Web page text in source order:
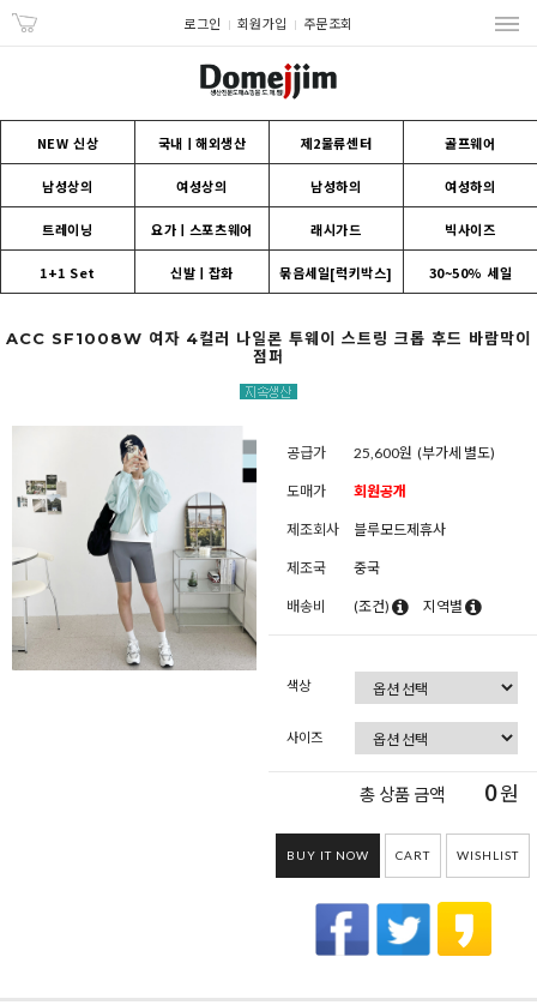
로그인 회원가입 주문조회
NEW 신상 국내ㅣ해외생산 제2물류센터 골프웨어
남성상의 여성상의 남성하의 여성하의
트레이닝 요가ㅣ스포츠웨어 래시가드 빅사이즈
1+1 Set 신발ㅣ잡화 묶음세일[럭키박스] 30~50% 세일
ACC SF1008W 여자 4컬러 나일론 투웨이 스트링 크롭 후드 바람막이
점퍼
공급가 25,600원 (부가세 별도)
도매가 회원공개
제조회사 블루모드제휴사
제조국 중국
배송비 (조건) 지역별
색상
사이즈
총 상품 금액 0원
BUY IT NOW CART WISHLIST